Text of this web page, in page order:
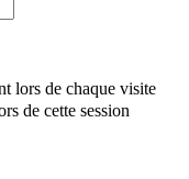
lors de chaque visite
de cette session